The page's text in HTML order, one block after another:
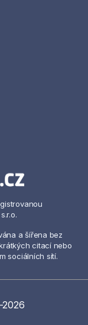
a šířena bez
citací nebo
sociálních sítí.
2026